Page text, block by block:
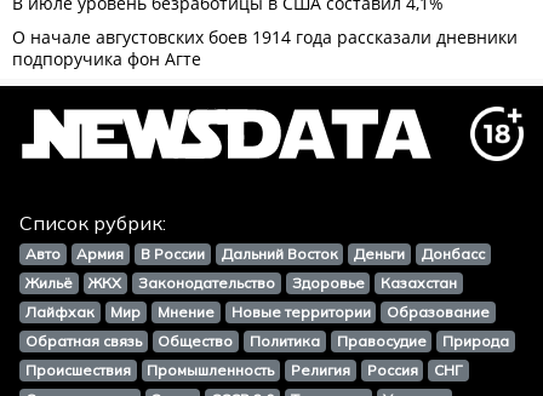
Список рубрик:
Авто Армия В России Дальний Восток Деньги
Донбасс
Жильё
ЖКХ Законодательство Здоровье
Казахстан
Лайфхак
Мир Мнение Новые территории
Образование
Обратная связь
Общество Политика Правосудие
Природа
Происшествия
Промышленность Религия Россия
СНГ